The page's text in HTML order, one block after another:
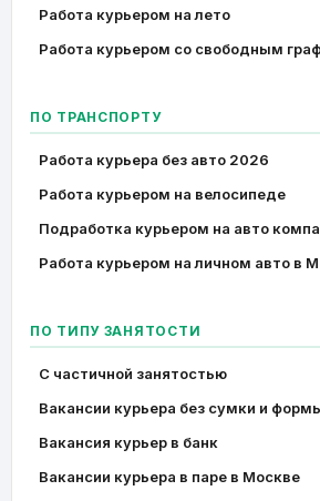
Работа курьером на лето
Работа курьером со свободным
ПО ТРАНСПОРТУ
Работа курьера без авто 2026
Работа курьером на велосипеде
Подработка курьером на авто
Работа курьером на личном авто в
ПО ТИПУ ЗАНЯТОСТИ
C частичной занятостью
Вакансии курьера без сумки и
Вакансия курьер в банк
Вакансии курьера в паре в Москве